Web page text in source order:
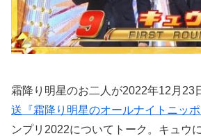
霜降り明星のお二人が2022年12月23
送『霜降り明星のオールナイトニッポ
ンプリ2022についてトーク。キュウ